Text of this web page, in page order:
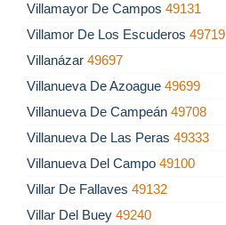
Villamayor De Campos 49131
Villamor De Los Escuderos 49719
Villanázar 49697
Villanueva De Azoague 49699
Villanueva De Campeán 49708
Villanueva De Las Peras 49333
Villanueva Del Campo 49100
Villar De Fallaves 49132
Villar Del Buey 49240